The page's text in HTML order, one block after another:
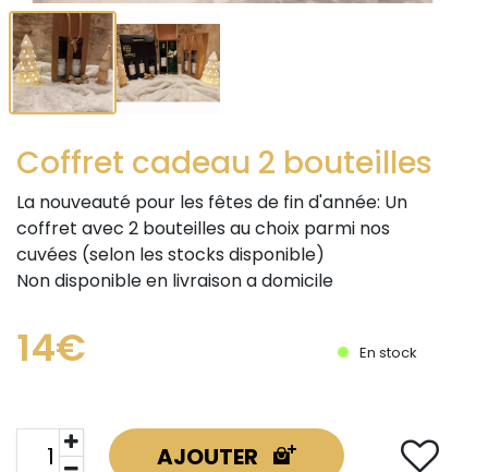
Coffret cadeau 2 bouteilles
La nouveauté pour les fêtes de fin d'année: Un
coffret avec 2 bouteilles au choix parmi nos
cuvées (selon les stocks disponible)
Non disponible en livraison a domicile
14€ En stock
AJOUTER